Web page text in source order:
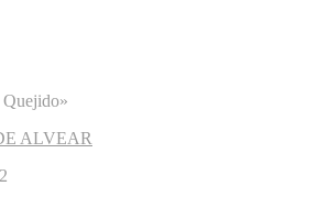
ALVEAR